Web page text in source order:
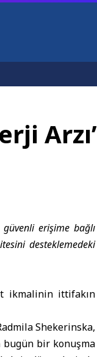
güvenli erişime bağlı
desteklemedeki
ikmalinin ittifakın
Shekerinska,
bugün bir konuşma